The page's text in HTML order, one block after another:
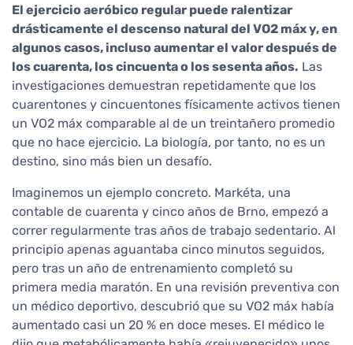
El ejercicio aeróbico regular puede ralentizar
drásticamente el descenso natural del VO2 máx y, en
algunos casos, incluso aumentar el valor después de
los cuarenta, los cincuenta o los sesenta años. Las
investigaciones demuestran repetidamente que los
cuarentones y cincuentones físicamente activos tienen
un VO2 máx comparable al de un treintañero promedio
que no hace ejercicio. La biología, por tanto, no es un
destino, sino más bien un desafío.
Imaginemos un ejemplo concreto. Markéta, una
contable de cuarenta y cinco años de Brno, empezó a
correr regularmente tras años de trabajo sedentario. Al
principio apenas aguantaba cinco minutos seguidos,
pero tras un año de entrenamiento completó su
primera media maratón. En una revisión preventiva con
un médico deportivo, descubrió que su VO2 máx había
aumentado casi un 20 % en doce meses. El médico le